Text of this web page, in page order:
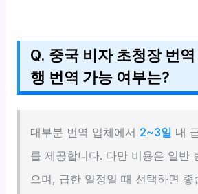
Q. 중국 비자 초청장 번
행 번역 가능 여부는?
대부분 번역 업체에서 2~3일 내
를 제공합니다. 다만 비용은 일반
으며, 급한 일정일 때 선택하면 좋